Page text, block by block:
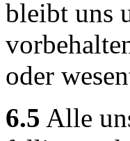
bleibt uns
oder
6.5 Alle